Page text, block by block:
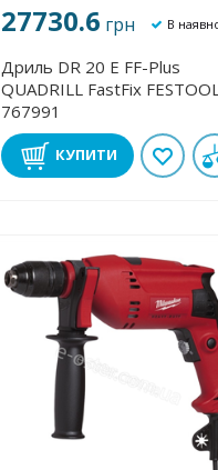
27730.6 грн В
Дриль DR 20 E FF-Plus
QUADRILL FastFix FESTOOL
767991
КУПИТИ